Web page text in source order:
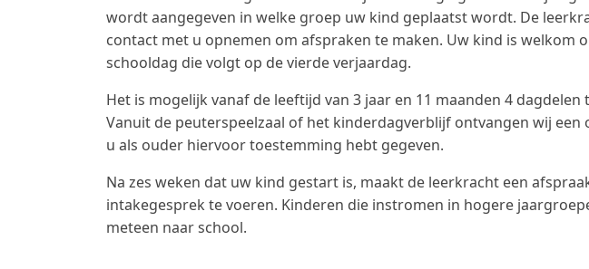
wordt aangegeven in welke groep uw kind geplaatst wordt. De
contact met u opnemen om afspraken te maken. Uw kind is welkom
schooldag die volgt op de vierde verjaardag.
Het is mogelijk vanaf de leeftijd van 3 jaar en 11 maanden 4
Vanuit de peuterspeelzaal of het kinderdagverblijf ontvangen wij
u als ouder hiervoor toestemming hebt gegeven.
Na zes weken dat uw kind gestart is, maakt de leerkracht een
intakegesprek te voeren. Kinderen die instromen in hogere
meteen naar school.